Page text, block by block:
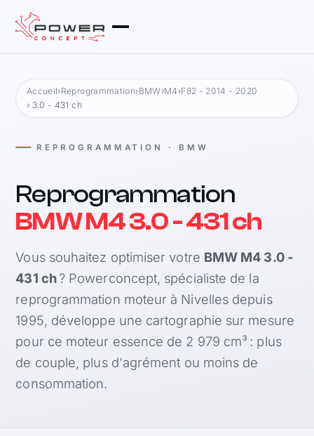
Accueil›Reprogrammation›BMW›M4 ›F82 - 2014 - 2020
› 3.0 - 431 ch
REPROGRAMMATION · BMW
Reprogrammation
BMW M4 3.0 - 431 ch
Vous souhaitez optimiser votre BMW M4 3.0 -
431 ch? Powerconcept, spécialiste de la
reprogrammation moteur à Nivelles depuis
1995, développe une cartographie sur mesure
pour ce moteur essence de 2 979 cm³ : plus
de couple, plus d'agrément ou moins de
consommation.